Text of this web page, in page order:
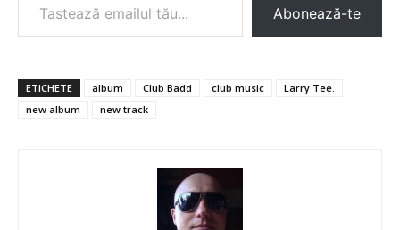
Abonează-te
ETICHETE album Club Badd club music
Larry Tee.
new album
new track